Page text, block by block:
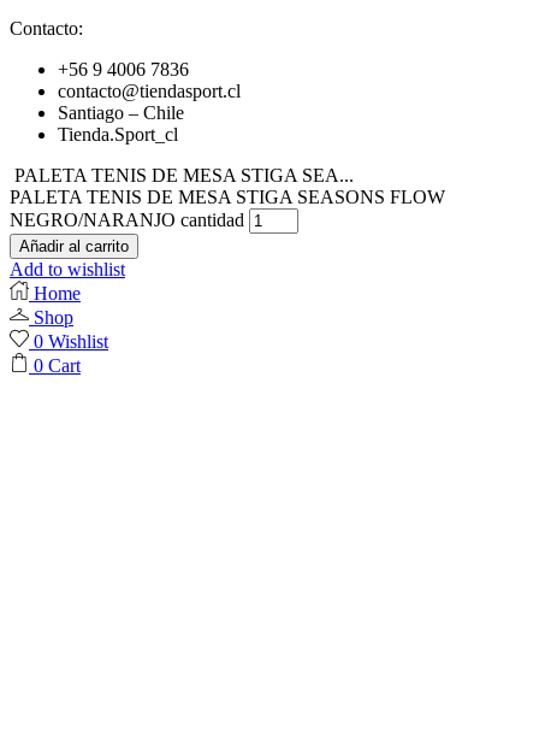
Contacto:
+56 9 4006 7836
contacto@tiendasport.cl
Santiago – Chile
Tienda.Sport_cl
PALETA TENIS DE MESA STIGA SEA...
PALETA TENIS DE MESA STIGA SEASONS FLOW
NEGRO/NARANJO cantidad
Añadir al carrito
Add to wishlist
Home
Shop
0 Wishlist
0 Cart